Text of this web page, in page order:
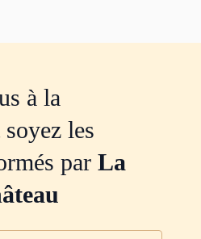
à la
les
par La